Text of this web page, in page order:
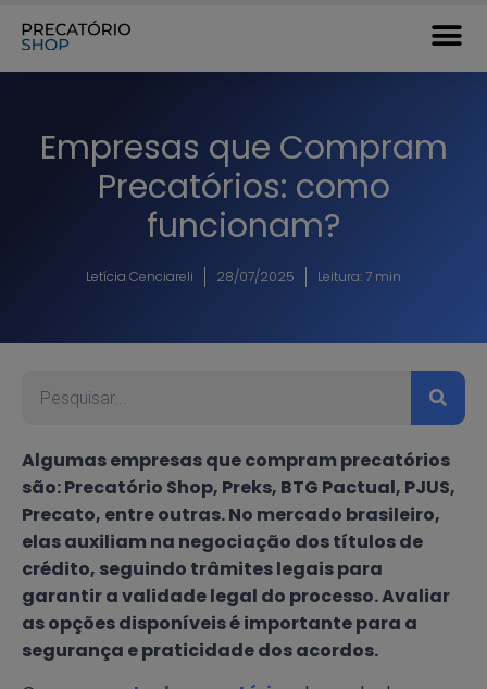
Empresas que Compram
Precatórios: como
funcionam?
Letícia Cenciareli 28/07/2025 Leitura: 7 min
Algumas empresas que compram precatórios
são: Precatório Shop, Preks, BTG Pactual, PJUS,
Precato, entre outras. No mercado brasileiro,
elas auxiliam na negociação dos títulos de
crédito, seguindo trâmites legais para
garantir a validade legal do processo. Avaliar
as opções disponíveis é importante para a
segurança e praticidade dos acordos.